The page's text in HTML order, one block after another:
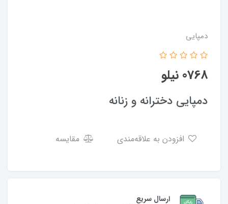
دمپایی
0768 نیلو
دمپایی دخترانه و زنانه
مقایسه
ارسال سریع